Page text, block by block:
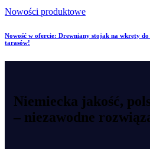
Nowości produktowe
Nowość w ofercie: Drewniany stojak na wkręty
tarasów!
Niemiecka jakość,
– niezawodne